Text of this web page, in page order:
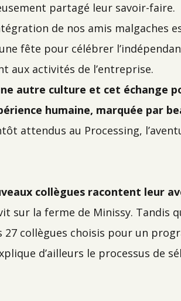
partagé leur savoir-faire.
de nos amis malgaches
fête pour célébrer
aux activités de l’entreprise.
autre culture et cet échange
humaine, marquée par
attendus au Processing,
collègues racontent leur
sur la ferme de Minissy. Tandis
collègues choisis pour un
d’ailleurs le processus de